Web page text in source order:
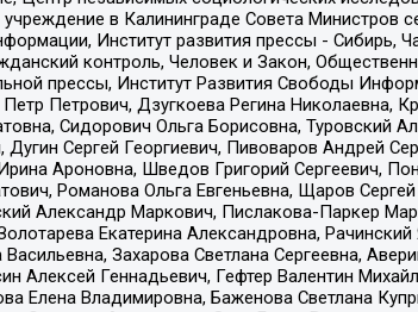
учреждение в Калининграде Совета
Институт развития прессы - Сибирь,
контроль, Человек и Закон,
прессы, Институт Развития Свободы
Петрович, Дзугкоева Регина
Сидорович Ольга Борисовна, Туровский
Дугин Сергей Георгиевич, Пивоваров Андрей
Ароновна, Шведов Григорий Сергеевич,
Романова Ольга Евгеньевна, Щаров
Александр Маркович, Пислакова-Паркер
Екатерина Александровна,
Захарова Светлана Сергеевна,
Алексей Геннадьевич, Гефтер Валентин
Елена Владимировна, Баженова Светлана